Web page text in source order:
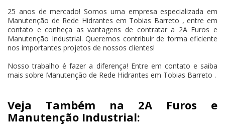
25 anos de mercado! Somos uma empresa especializada em
Manutenção de Rede Hidrantes em Tobias Barreto , entre em
contato e conheça as vantagens de contratar a 2A Furos e
Manutenção Industrial. Queremos contribuir de forma eficiente
nos importantes projetos de nossos clientes!
Nosso trabalho é fazer a diferença! Entre em contato e saiba
mais sobre Manutenção de Rede Hidrantes em Tobias Barreto .
Veja Também na 2A Furos e
Manutenção Industrial: